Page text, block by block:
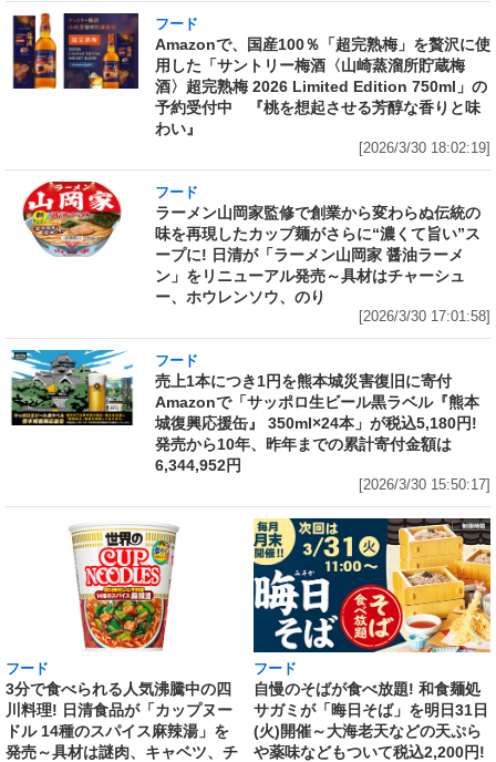
フード
Amazonで、国産100％「超完熟梅」を贅沢に使
用した「サントリー梅酒〈山崎蒸溜所貯蔵梅
酒〉超完熟梅 2026 Limited Edition 750ml」の
予約受付中 『桃を想起させる芳醇な香りと味
わい』
[2026/3/30 18:02:19]
フード
ラーメン山岡家監修で創業から変わらぬ伝統の
味を再現したカップ麺がさらに“濃くて旨い”ス
ープに! 日清が「ラーメン山岡家 醤油ラーメ
ン」をリニューアル発売～具材はチャーシュ
ー、ホウレンソウ、のり
[2026/3/30 17:01:58]
フード
売上1本につき1円を熊本城災害復旧に寄付
Amazonで「サッポロ生ビール黒ラベル『熊本
城復興応援缶』 350ml×24本」が税込5,180円!
発売から10年、昨年までの累計寄付金額は
6,344,952円
[2026/3/30 15:50:17]
フード
3分で食べられる人気沸騰中の四
川料理! 日清食品が「カップヌー
ドル 14種のスパイス麻辣湯」を
発売～具材は謎肉、キャベツ、チ
フード
自慢のそばが食べ放題! 和食麺処
サガミが「晦日そば」を明日31日
(火)開催～大海老天などの天ぷら
や薬味などもついて税込2,200円!